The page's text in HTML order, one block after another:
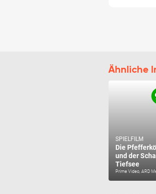
Ähnliche
SPIELFILM
Die
und der
Tiefsee
Prime Video, ARD